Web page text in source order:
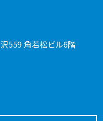
559 角若松ビル6階